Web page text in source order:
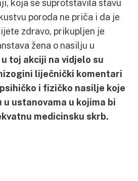
koja se suprotstavila stavu
poroda ne priča i da je
zdravo, prikupljen je
žena o nasilju u
u toj akciji na vidjelo su
liječnički komentari
i fizičko nasilje koje
ustanovama u kojima bi
medicinsku skrb.